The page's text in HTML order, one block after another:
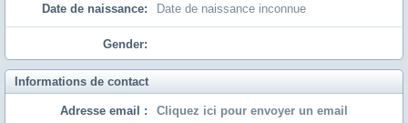
Date de naissance: Date de naissance inconnue
Gender:
Informations de contact
Adresse email : Cliquez ici pour envoyer un email